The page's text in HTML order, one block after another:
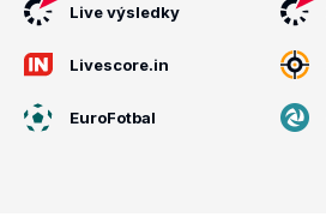
Live výsledky
Livescore.in
EuroFotbal